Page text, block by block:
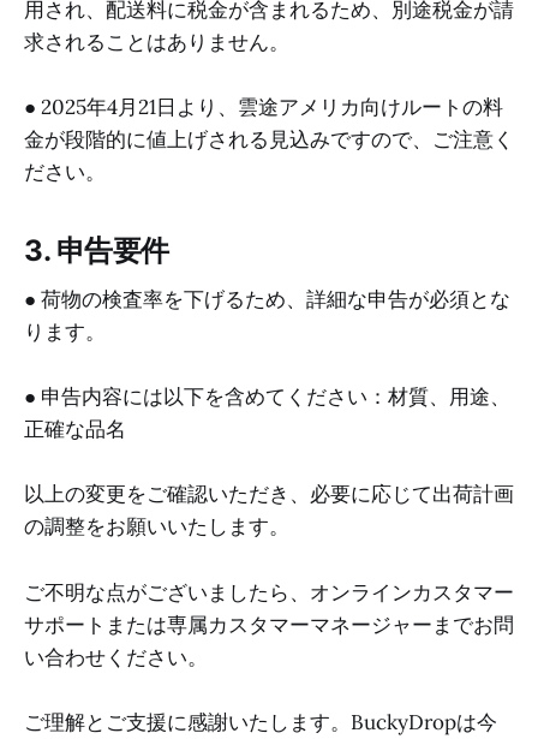
用され、配送料に税金が含まれるため、別途税金が請
求されることはありません。
● 2025年4月21日より、雲途アメリカ向けルートの料
金が段階的に値上げされる見込みですので、ご注意く
ださい。
3. 申告要件
● 荷物の検査率を下げるため、詳細な申告が必須とな
ります。
● 申告内容には以下を含めてください：材質、用途、
正確な品名
以上の変更をご確認いただき、必要に応じて出荷計画
の調整をお願いいたします。
ご不明な点がございましたら、オンラインカスタマー
サポートまたは専属カスタマーマネージャーまでお問
い合わせください。
ご理解とご支援に感謝いたします。BuckyDropは今